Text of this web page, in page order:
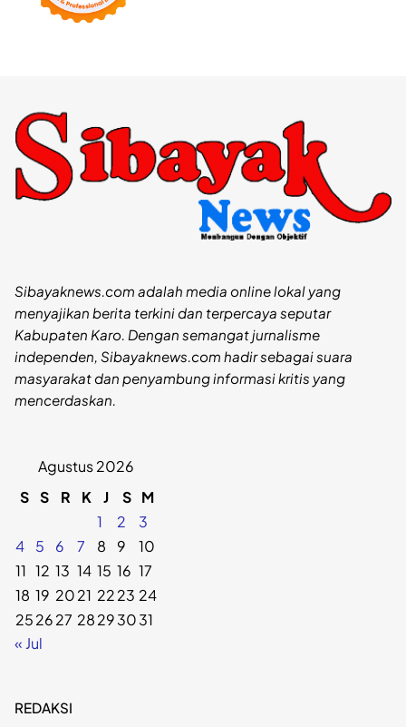
Sibayaknews.com adalah media online lokal yang
menyajikan berita terkini dan terpercaya seputar
Kabupaten Karo. Dengan semangat jurnalisme
independen, Sibayaknews.com hadir sebagai suara
masyarakat dan penyambung informasi kritis yang
mencerdaskan.
Agustus 2026
S S R K J S M
1
2
3
4
5 6 7 8 9
10
11 12 13 14 15 16 17
18 19 2021 2223 24
252627 28293031
« Jul
REDAKSI